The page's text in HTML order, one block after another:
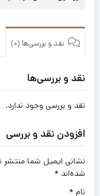
نقد و بررسی‌ها (0)
نقد و بررسی‌ها
نقد و بررسی وجود ندارد.
افزودن نقد و بررسی
نشانی ایمیل شما
شده‌اند *
نام *